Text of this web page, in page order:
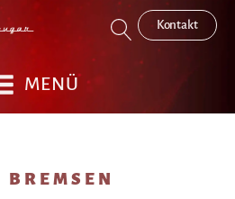
Kontakt
MENÜ
BREMSEN